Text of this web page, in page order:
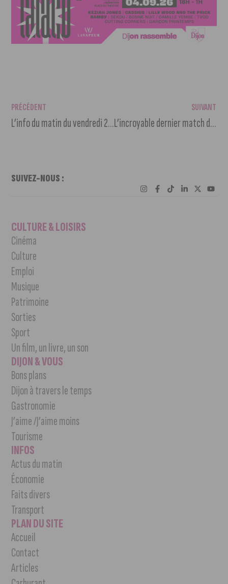
PRÉCÉDENT
L’info du matin du vendredi 20 mai 2022
SUIVANT
L’incroyable dernier match de la JDA Dijon Handball
SUIVEZ-NOUS :
CULTURE & LOISIRS
Cinéma
Culture
Emploi
Musique
Patrimoine
Sorties
Sport
Un film, un livre, un son
DIJON & VOUS
Bons plans
Dijon à travers le temps
Gastronomie
J’aime /J’aime moins
Tourisme
INFOS
Actus du matin
Économie
Faits divers
Transport
PLAN DU SITE
Accueil
Contact
Articles